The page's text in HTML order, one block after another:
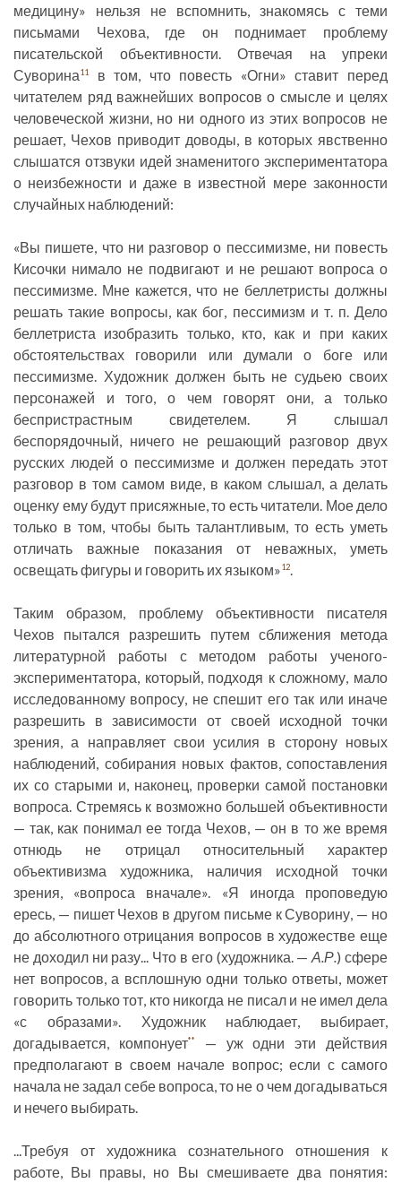
медицину» нельзя не вспомнить, знакомясь с теми
письмами Чехова, где он поднимает проблему
писательской объективности. Отвечая на упреки
Суворина11в том, что повесть «Огни» ставит перед
читателем ряд важнейших вопросов о смысле и целях
человеческой жизни, но ни одного из этих вопросов не
решает, Чехов приводит доводы, в которых явственно
слышатся отзвуки идей знаменитого экспериментатора
о неизбежности и даже в известной мере законности
случайных наблюдений:
«Вы пишете, что ни разговор о пессимизме, ни повесть
Кисочки нимало не подвигают и не решают вопроса о
пессимизме. Мне кажется, что не беллетристы должны
решать такие вопросы, как бог, пессимизм и т. п. Дело
беллетриста изобразить только, кто, как и при каких
обстоятельствах говорили или думали о боге или
пессимизме. Художник должен быть не судьею своих
персонажей и того, о чем говорят они, а только
беспристрастным свидетелем. Я слышал
беспорядочный, ничего не решающий разговор двух
русских людей о пессимизме и должен передать этот
разговор в том самом виде, в каком слышал, а делать
оценку ему будут присяжные, то есть читатели. Мое дело
только в том, чтобы быть талантливым, то есть уметь
отличать важные показания от неважных, уметь
освещать фигуры и говорить их языком»12
Таким образом, проблему объективности писателя
Чехов пытался разрешить путем сближения метода
литературной работы с методом работы ученого-
экспериментатора, который, подходя к сложному, мало
исследованному вопросу, не спешит его так или иначе
разрешить в зависимости от своей исходной точки
зрения, а направляет свои усилия в сторону новых
наблюдений, собирания новых фактов, сопоставления
их со старыми и, наконец, проверки самой постановки
вопроса. Стремясь к возможно большей объективности
— так, как понимал ее тогда Чехов, — он в то же время
отнюдь не отрицал относительный характер
объективизма художника, наличия исходной точки
зрения, «вопроса вначале». «Я иногда проповедую
ересь, — пишет Чехов в другом письме к Суворину, — но
до абсолютного отрицания вопросов в художестве еще
не доходил ни разу... Что в его (художника. —А.Р. ) сфере
нет вопросов, а всплошную одни только ответы, может
говорить только тот, кто никогда не писал и не имел дела
«с образами». Художник наблюдает, выбирает,
догадывается, компонует**
— уж одни эти действия
предполагают в своем начале вопрос; если с самого
начала не задал себе вопроса, то не о чем догадываться
и нечего выбирать.
...Требуя от художника сознательного отношения к
работе, Вы правы, но Вы смешиваете два понятия: